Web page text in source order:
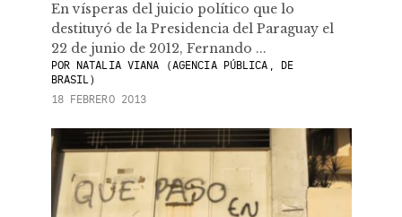
En vísperas del juicio político que lo
destituyó de la Presidencia del Paraguay el
22 de junio de 2012, Fernando ...
PORNATALIA VIANA (AGENCIA PÚBLICA, DE
BRASIL)
18 FEBRERO 2013